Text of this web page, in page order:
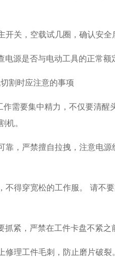
关，空载试几圈，确认安全
源是否与电动工具的正常额
时应注意的事项
要集中精力，不仅要清醒
机。
，严禁擅自拉拽，注意电源
得穿宽松的工作服。 请不要
紧，严禁在工件卡盘不紧之
理工件毛刺，防止磨片破裂。